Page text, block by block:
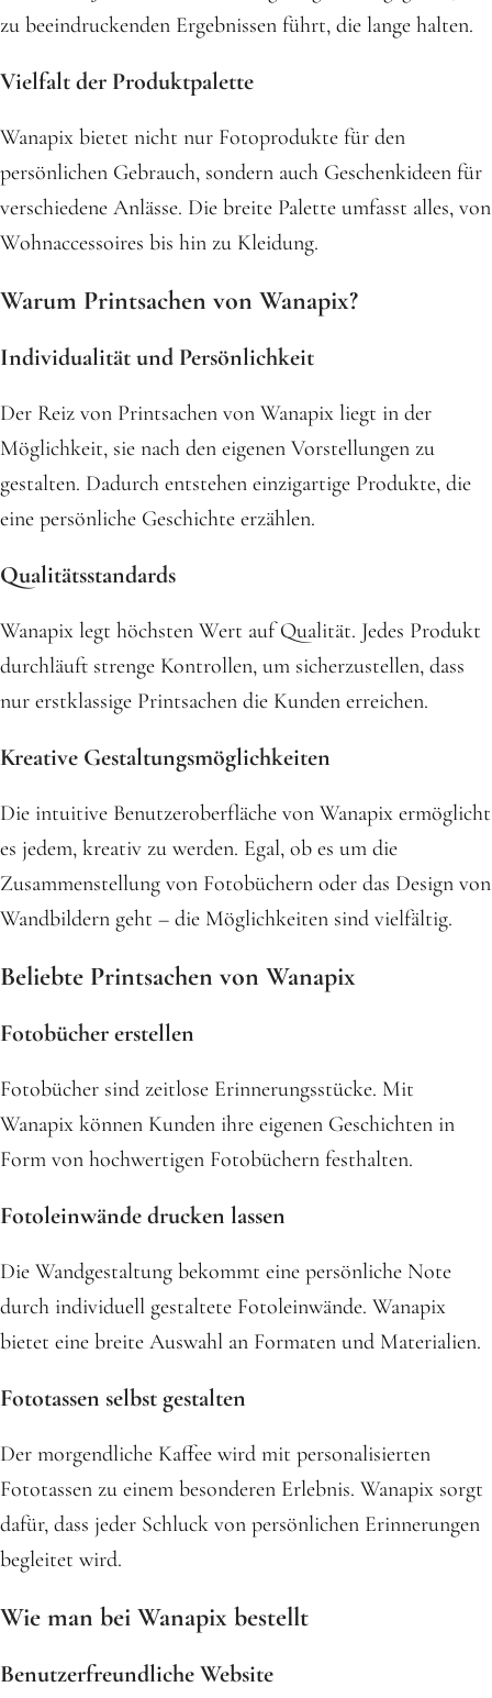
zu beeindruckenden Ergebnissen führt, die lange halten.
Vielfalt der Produktpalette
Wanapix bietet nicht nur Fotoprodukte für den
persönlichen Gebrauch, sondern auch Geschenkideen für
verschiedene Anlässe. Die breite Palette umfasst alles, von
Wohnaccessoires bis hin zu Kleidung.
Warum Printsachen von Wanapix?
Individualität und Persönlichkeit
Der Reiz von Printsachen von Wanapix liegt in der
Möglichkeit, sie nach den eigenen Vorstellungen zu
gestalten. Dadurch entstehen einzigartige Produkte, die
eine persönliche Geschichte erzählen.
Qualitätsstandards
Wanapix legt höchsten Wert auf Qualität. Jedes Produkt
durchläuft strenge Kontrollen, um sicherzustellen, dass
nur erstklassige Printsachen die Kunden erreichen.
Kreative Gestaltungsmöglichkeiten
Die intuitive Benutzeroberfläche von Wanapix ermöglicht
es jedem, kreativ zu werden. Egal, ob es um die
Zusammenstellung von Fotobüchern oder das Design von
Wandbildern geht – die Möglichkeiten sind vielfältig.
Beliebte Printsachen von Wanapix
Fotobücher erstellen
Fotobücher sind zeitlose Erinnerungsstücke. Mit
Wanapix können Kunden ihre eigenen Geschichten in
Form von hochwertigen Fotobüchern festhalten.
Fotoleinwände drucken lassen
Die Wandgestaltung bekommt eine persönliche Note
durch individuell gestaltete Fotoleinwände. Wanapix
bietet eine breite Auswahl an Formaten und Materialien.
Fototassen selbst gestalten
Der morgendliche Kaffee wird mit personalisierten
Fototassen zu einem besonderen Erlebnis. Wanapix sorgt
dafür, dass jeder Schluck von persönlichen Erinnerungen
begleitet wird.
Wie man bei Wanapix bestellt
Benutzerfreundliche Website